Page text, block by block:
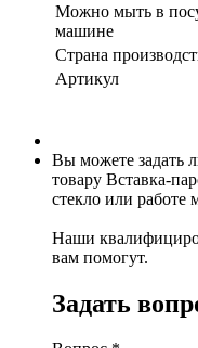
Можно мыть в
машине
Страна
Артикул
Вы можете задать
товару Вставка-
стекло или работе
Наши
вам помогут.
Задать